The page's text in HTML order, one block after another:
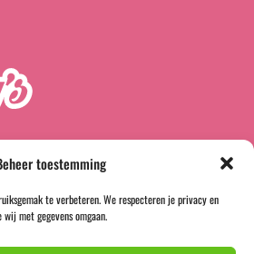
toestemming
te verbeteren. We respecteren je privacy en
met gegevens omgaan.